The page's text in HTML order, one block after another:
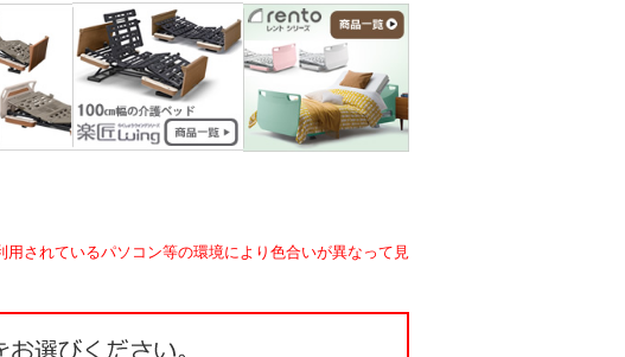
されているパソコン等の環境により色合いが異なって見